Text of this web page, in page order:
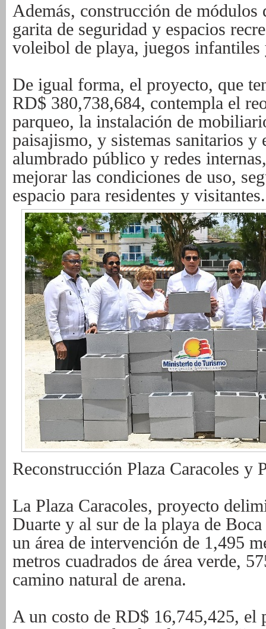
Además, construcción de módulos
garita de seguridad y espacios
voleibol de playa, juegos infantiles
De igual forma, el proyecto, que
RD$ 380,738,684, contempla el
parqueo, la instalación de
paisajismo, y sistemas sanitarios
alumbrado público y redes
mejorar las condiciones de uso,
espacio para residentes y visitantes.
Reconstrucción Plaza Caracoles y
La Plaza Caracoles, proyecto
Duarte y al sur de la playa de
un área de intervención de 1,495
metros cuadrados de área verde,
camino natural de arena.
A un costo de RD$ 16,745,425, el